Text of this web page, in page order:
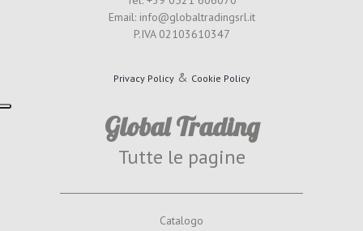
Email: info@globaltradingsrl.it
P.IVA 02103610347
Privacy Policy& Cookie Policy
Global Trading
Tutte le pagine
Catalogo